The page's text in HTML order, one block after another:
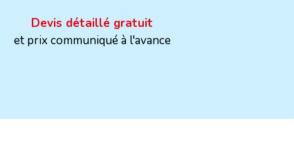
Devis détaillé gratuit
et prix communiqué à l'avance